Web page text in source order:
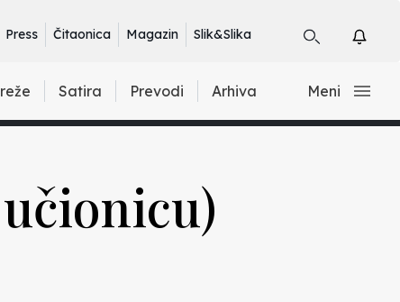
Press Čitaonica Magazin Slik&Slika
Satira Prevodi Arhiva Meni